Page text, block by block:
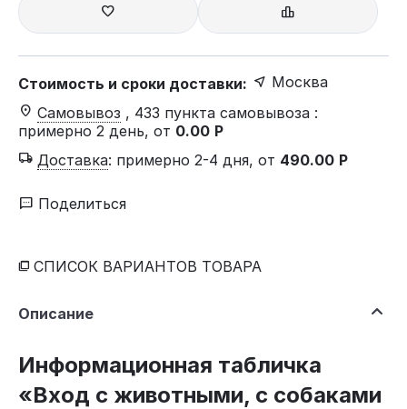
Стоимость и сроки доставки:
Москва
Самовывоз , 433 пункта самовывоза :
примерно 2 день, от 0.00 Р
Доставка: примерно 2-4 дня, от 490.00 Р
Поделиться
СПИСОК ВАРИАНТОВ ТОВАРА
Описание
Информационная табличка
«Вход с животными, с собаками